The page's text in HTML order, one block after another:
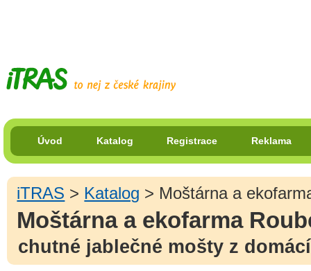
Úvod Katalog Registrace Reklama
iTRAS > Katalog > Moštárna a
Moštárna a ekofarma
chutné jablečné mošty z